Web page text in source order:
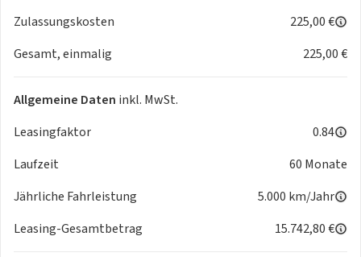
Elektrische Parkbremse, Elektronisches
und Berganfahrhilfe, Erhöhte Mittelkonsole mit Armlehne
Lordosenstütze,
Fernlichtassistent, Frontairbags Fahrer- und Beifahrersitz,
Frontschürze in Wagenfarbe, Gurtstraffer hinten,
vorne, Heckscheibe beheizbar mit Scheibenwischer,
Indirekte Reifendruckkontrolle, Induktive Smartphone-
Innenspiegel manuell abblendend, ISOFIX-
Zulassungskosten
225,00 €
Gesamt, einmalig
225,00 €
Allgemeine Daten inkl. MwSt.
Leasingfaktor
0.84
Laufzeit
60 Monate
Jährliche Fahrleistung
5.000 km/Jahr
Leasing-Gesamtbetrag
15.742,80 €